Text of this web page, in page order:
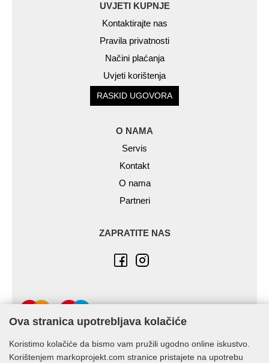
UVJETI KUPNJE
Kontaktirajte nas
Pravila privatnosti
Načini plaćanja
Uvjeti korištenja
RASKID UGOVORA
O NAMA
Servis
Kontakt
O nama
Partneri
ZAPRATITE NAS
Ova stranica upotrebljava kolačiće
Koristimo kolačiće da bismo vam pružili ugodno online iskustvo.
Korištenjem markoprojekt.com stranice pristajete na upotrebu